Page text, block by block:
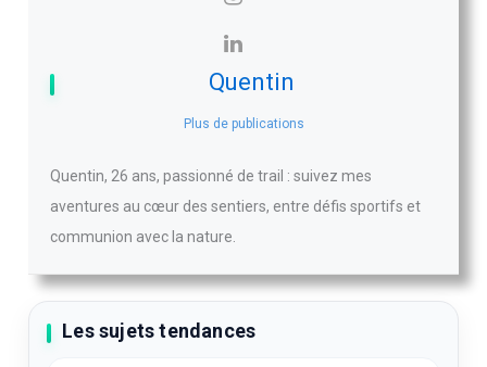
Quentin
Plus de publications
Quentin, 26 ans, passionné de trail : suivez mes
aventures au cœur des sentiers, entre défis sportifs et
communion avec la nature.
Les sujets tendances